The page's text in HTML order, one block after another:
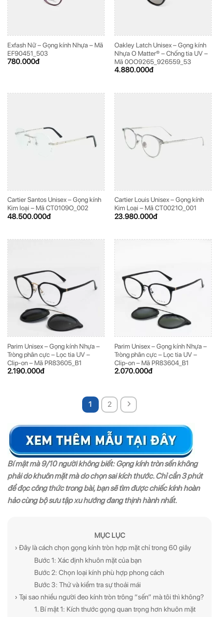
Exfash Nữ – Gọng kính Nhựa – Mã
EF90451_503
780.000đ
Oakley Latch Unisex – Gọng kính
Nhựa O Matter® – Chống tia UV –
Mã 0OO9265_926559_53
4.880.000đ
Cartier Santos Unisex – Gọng kính
Kim loại – Mã CT0109O_002
48.500.000đ
Cartier Louis Unisex – Gọng kính
Kim Loại – Mã CT0021O_001
23.980.000đ
Parim Unisex – Gọng kính Nhựa –
Tròng phân cực – Lọc tia UV –
Clip-on – Mã PR83605_B1
2.190.000đ
Parim Unisex – Gọng kính Nhựa –
Tròng phân cực – Lọc tia UV –
Clip-on – Mã PR83604_B1
2.070.000đ
1 2
Bí mật mà 9/10 người không biết: Gọng kính tròn sến không
phải do khuôn mặt mà do chọn sai kích thước. Chỉ cần 3 phút
để đọc công thức trong bài, bạn sẽ tìm được chiếc kính hoàn
hảo cùng bộ sưu tập xu hướng đang thịnh hành nhất.
MỤC LỤC
› Đây là cách chọn gọng kính tròn hợp mặt chỉ trong 60 giây
Bước 1: Xác định khuôn mặt của bạn
Bước 2: Chọn loại kính phù hợp phong cách
Bước 3: Thử và kiểm tra sự thoải mái
› Tại sao nhiều người đeo kính tròn trông “sến” mà tôi thì không?
1. Bí mật 1: Kích thước gọng quan trọng hơn khuôn mặt